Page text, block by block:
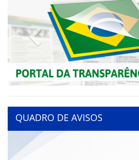
Previous
QUADRO DE AVISOS